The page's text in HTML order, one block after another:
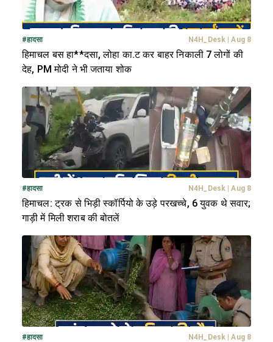
#हादसा N4H_Desk | Aug 8
हिमाचल बस हा**दसा, लोहा का.ट कर बाहर निकाली 7 लोगों की
देह, PM मोदी ने भी जताया शोक
#हादसा N4H_Desk | Aug 8
हिमाचल: ट्रक से भिड़ी स्कॉर्पियो के उड़े परखच्चे, 6 युवक थे सवार;
गाड़ी में मिली शराब की बोतलें
#हादसा N4H_Desk | Aug 8